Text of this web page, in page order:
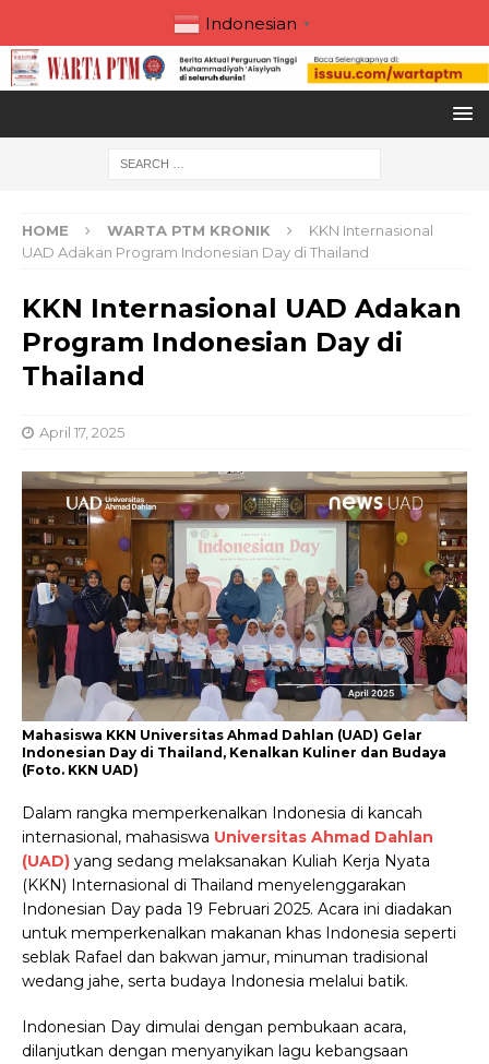
Indonesian ▼
HOME WARTA PTM KRONIK
KKN Internasional
UAD Adakan Program Indonesian Day di Thailand
KKN Internasional UAD Adakan
Program Indonesian Day di
Thailand
April 17, 2025
Mahasiswa KKN Universitas Ahmad Dahlan (UAD) Gelar
Indonesian Day di Thailand, Kenalkan Kuliner dan Budaya
(Foto. KKN UAD)
Dalam rangka memperkenalkan Indonesia di kancah
internasional, mahasiswa Universitas Ahmad Dahlan
(UAD) yang sedang melaksanakan Kuliah Kerja Nyata
(KKN) Internasional di Thailand menyelenggarakan
Indonesian Day pada 19 Februari 2025. Acara ini diadakan
untuk memperkenalkan makanan khas Indonesia seperti
seblak Rafael dan bakwan jamur, minuman tradisional
wedang jahe, serta budaya Indonesia melalui batik.
Indonesian Day dimulai dengan pembukaan acara,
dilanjutkan dengan menyanyikan lagu kebangsaan